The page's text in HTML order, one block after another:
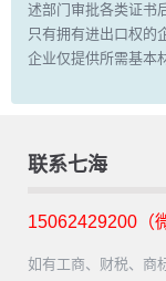
述部门审批各类证书
只有拥有进出口权的
企业仅提供所需基本
联系七海
15062429200（
如有工商、财税、商